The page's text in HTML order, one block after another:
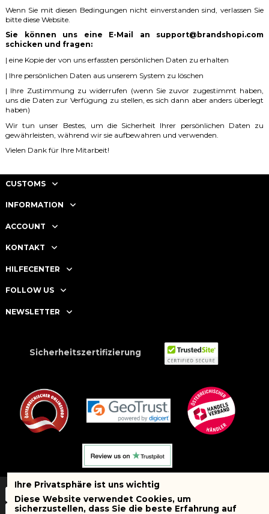
Wenn Sie mit diesen Bedingungen nicht einverstanden sind, verlassen Sie
bitte diese Website.
Sie können uns eine E-Mail an support@brandshopi.com
schicken und fragen:
| eine Kopie der von uns erfassten persönlichen Daten zu erhalten
| Ihre persönlichen Daten aus unserem System zu löschen
| Ihre Zustimmung zu widerrufen (wenn Sie zuvor zugestimmt haben,
uns die Daten zur Verfügung zu stellen, es sich dann aber anders überlegt
haben)
Wir tun unser Bestes, um die Sicherheit Ihrer persönlichen Daten zu
gewährleisten, während wir sie aufbewahren und verwenden.
Vielen Dank für Ihre Mitarbeit!
CUSTOMS
INFORMATION
ACCOUNT
KONTAKT
HILFECENTER
FOLLOW US
NEWSLETTER
Sicherheitszertifizierung
Ihre Privatsphäre ist uns wichtig
Diese Website verwendet Cookies, um
sicherzustellen, dass Sie die beste Erfahrung auf